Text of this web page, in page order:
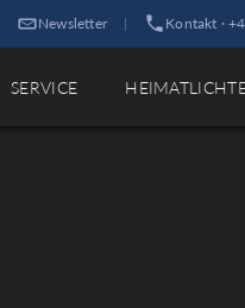
Newsletter | Kontakt ·
SERVICE